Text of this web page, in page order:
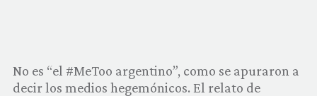
PRODUCTOS
No es “el #MeToo argentino”, como se apuraron a
decir los medios hegemónicos. El relato de